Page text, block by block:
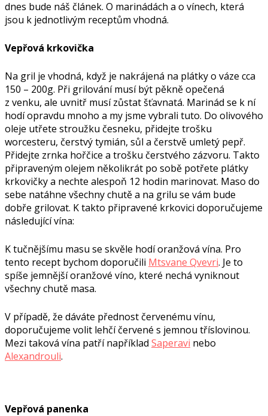
dnes bude náš článek. O marinádách a o vínech, která
jsou k jednotlivým receptům vhodná.
Vepřová krkovička
Na gril je vhodná, když je nakrájená na plátky o váze cca
150 – 200g. Při grilování musí být pěkně opečená
z venku, ale uvnitř musí zůstat šťavnatá. Marinád se k ní
hodí opravdu mnoho a my jsme vybrali tuto. Do olivového
oleje utřete stroužku česneku, přidejte trošku
worcesteru, čerstvý tymián, sůl a čerstvě umletý pepř.
Přidejte zrnka hořčice a trošku čerstvého zázvoru. Takto
připraveným olejem několikrát po sobě potřete plátky
krkovičky a nechte alespoň 12 hodin marinovat. Maso do
sebe natáhne všechny chutě a na grilu se vám bude
dobře grilovat. K takto připravené krkovici doporučujeme
následující vína:
K tučnějšímu masu se skvěle hodí oranžová vína. Pro
tento recept bychom doporučili Mtsvane Qvevri. Je to
spíše jemnější oranžové víno, které nechá vyniknout
všechny chutě masa.
V případě, že dáváte přednost červenému vínu,
doporučujeme volit lehčí červené s jemnou tříslovinou.
Mezi taková vína patří například Saperavi nebo
Alexandrouli.
Vepřová panenka